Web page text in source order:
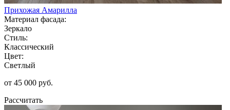
Прихожая Амарилла
Материал фасада:
Зеркало
Стиль:
Классический
Цвет:
Светлый
от 45 000 руб.
Рассчитать